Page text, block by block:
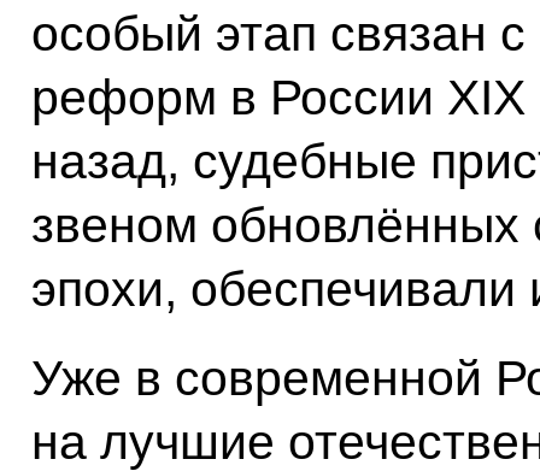
особый этап связан
реформ в России XIX
назад, судебные
звеном обновлённых
эпохи, обеспечивали
Уже в современной
на лучшие